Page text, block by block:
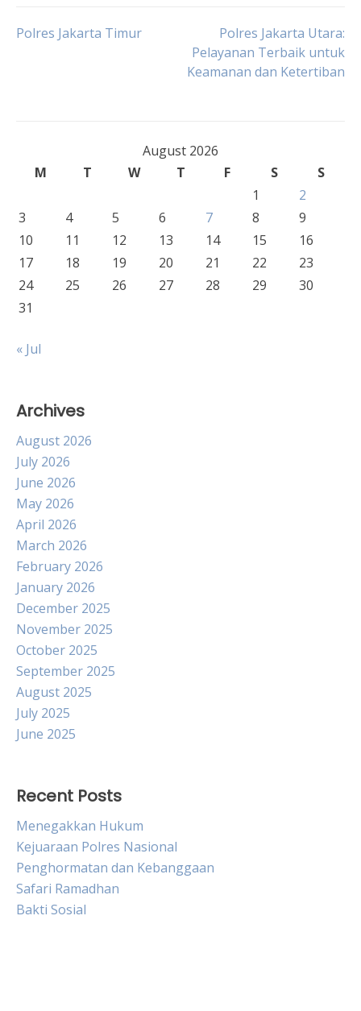
Post
Polres Jakarta Timur
Polres Jakarta Utara:
Pelayanan Terbaik untuk
Keamanan dan Ketertiban
August 2026
M
T W T F S
S
1
2
3
4 5 6 7 8
9
10
11 12 13 14 15
16
17
18 19 20 21 22
23
24
25 26 27 28 29
30
31
« Jul
Archives
August 2026
July 2026
June 2026
May 2026
April 2026
March 2026
February 2026
January 2026
December 2025
November 2025
October 2025
September 2025
August 2025
July 2025
June 2025
Recent Posts
Menegakkan Hukum
Kejuaraan Polres Nasional
Penghormatan dan Kebanggaan
Safari Ramadhan
Bakti Sosial